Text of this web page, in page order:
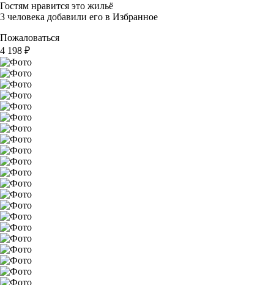
Гостям нравится это жильё
3 человека добавили его в Избранное
Пожаловаться
4 198 ₽